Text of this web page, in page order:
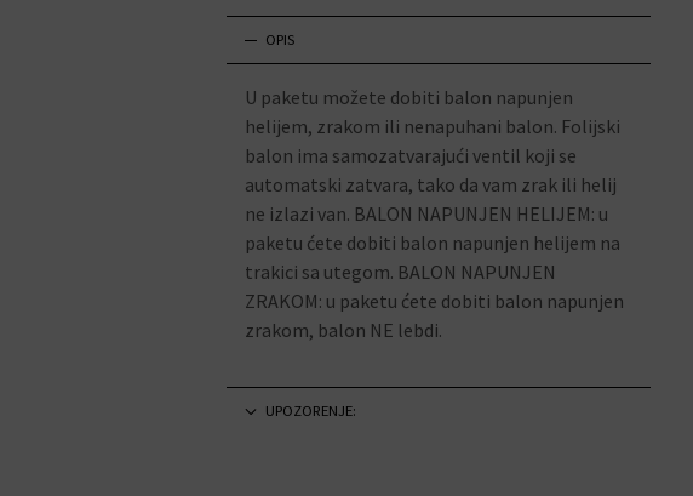
OPIS
U paketu možete dobiti balon napunjen
helijem, zrakom ili nenapuhani balon. Folijski
balon ima samozatvarajući ventil koji se
automatski zatvara, tako da vam zrak ili helij
ne izlazi van. BALON NAPUNJEN HELIJEM: u
paketu ćete dobiti balon napunjen helijem na
trakici sa utegom. BALON NAPUNJEN
ZRAKOM: u paketu ćete dobiti balon napunjen
zrakom, balon NE lebdi.
UPOZORENJE: